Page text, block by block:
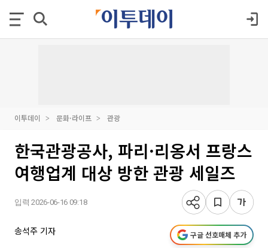
이투데이 문화·라이프 관광
한국관광공사, 파리·리옹서 프랑스
여행업계 대상 방한 관광 세일즈
입력 2026-06-16 09:18
송석주 기자 구글 선호매체 추가